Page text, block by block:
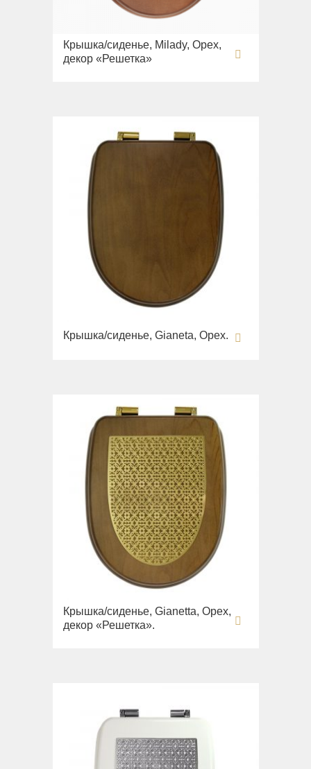
Крышка/сиденье, Milady, Орех,
декор «Решетка»
Крышка/сиденье, Gianeta, Орех.
Крышка/сиденье, Gianetta, Орех,
декор «Решетка».